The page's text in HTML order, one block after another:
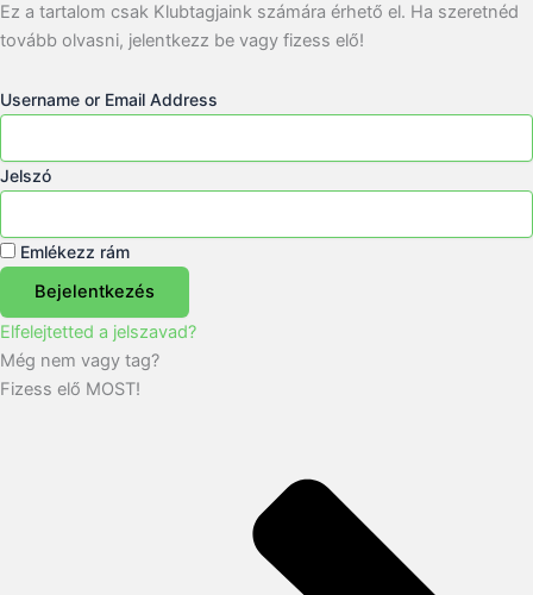
Ez a tartalom csak Klubtagjaink számára érhető el. Ha szeretnéd
tovább olvasni, jelentkezz be vagy fizess elő!
Username or Email Address
Jelszó
Emlékezz rám
Bejelentkezés
Elfelejtetted a jelszavad?
Még nem vagy tag?
Fizess elő MOST!